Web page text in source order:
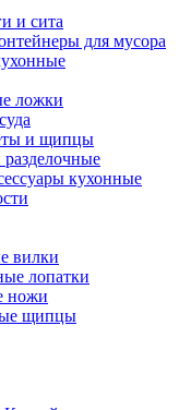
и сита
для мусора
ложки
и щипцы
кухонные
вилки
лопатки
ножи
щипцы